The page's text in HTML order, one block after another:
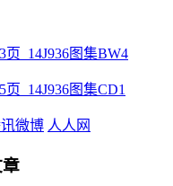
页_14J936图集BW4
_14J936图集CD1
微博 人人网